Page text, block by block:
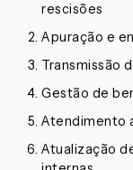
rescisões
Apuração e
Transmissão
Gestão de
Atendimento
Atualização